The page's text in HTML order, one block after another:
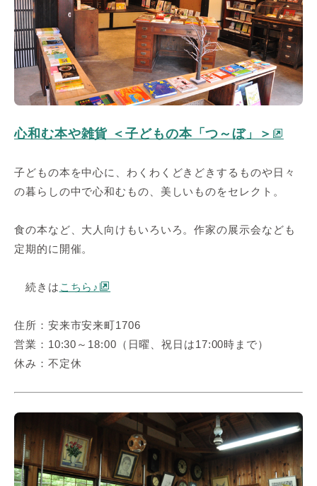
心和む本や雑貨 ＜子どもの本「つ～ぼ」＞
子どもの本を中心に、わくわくどきどきするものや日々
の暮らしの中で心和むもの、美しいものをセレクト。
食の本など、大人向けもいろいろ。作家の展示会なども
定期的に開催。
続きは こちら♪
住所：安来市安来町1706
営業：10:30～18:00（日曜、祝日は17:00時まで）
休み：不定休